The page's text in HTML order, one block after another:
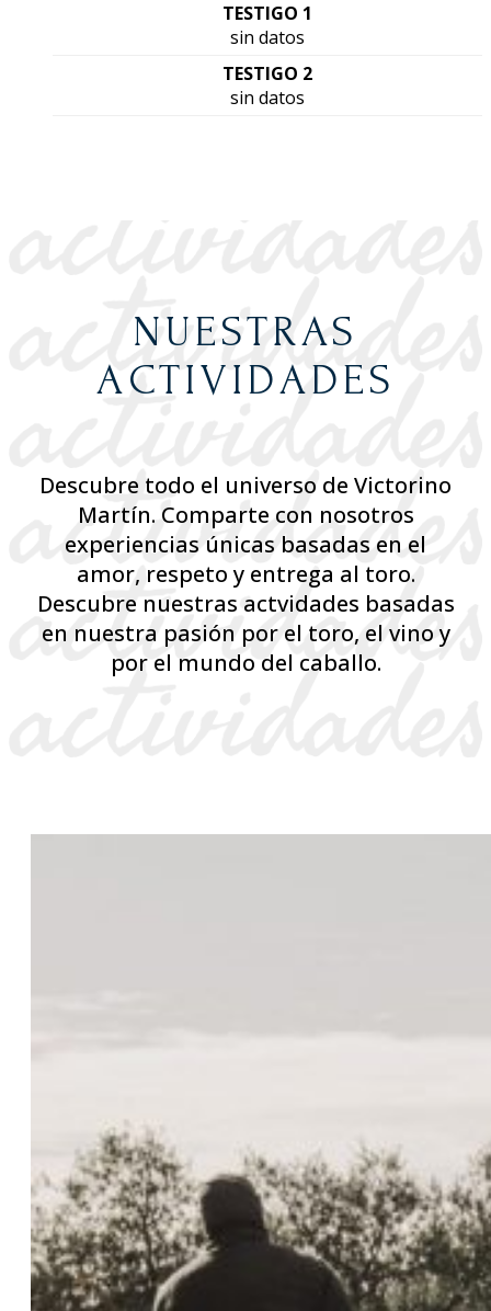
TESTIGO 1
sin datos
TESTIGO 2
sin datos
NUESTRAS
ACTIVIDADES
Descubre todo el universo de Victorino
Martín. Comparte con nosotros
experiencias únicas basadas en el
amor, respeto y entrega al toro.
Descubre nuestras actvidades basadas
en nuestra pasión por el toro, el vino y
por el mundo del caballo.